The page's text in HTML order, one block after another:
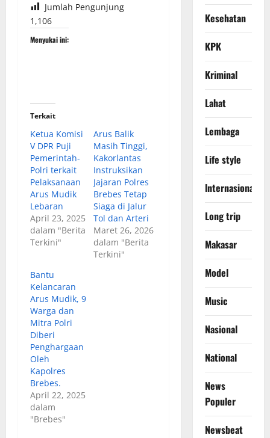
Jumlah Pengunjung
1,106
Menyukai ini:
Terkait
Ketua Komisi
V DPR Puji
Pemerintah-
Polri terkait
Pelaksanaan
Arus Mudik
Lebaran
April 23, 2025
dalam "Berita
Terkini"
Arus Balik
Masih Tinggi,
Kakorlantas
Instruksikan
Jajaran Polres
Brebes Tetap
Siaga di Jalur
Tol dan Arteri
Maret 26, 2026
dalam "Berita
Terkini"
Bantu
Kelancaran
Arus Mudik, 9
Warga dan
Mitra Polri
Diberi
Penghargaan
Oleh
Kapolres
Brebes.
April 22, 2025
dalam
"Brebes"
Kesehatan
KPK
Kriminal
Lahat
Lembaga
Life style
lnternasional
Long trip
Makasar
Model
Music
Nasional
National
News
Populer
Newsbeat